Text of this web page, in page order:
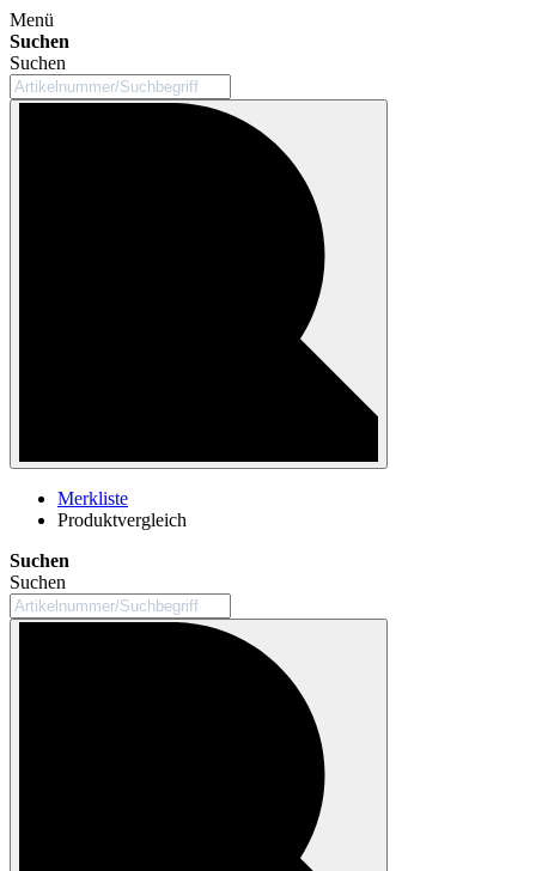
Menü
Suchen
Suchen
Merkliste
Produktvergleich
Suchen
Suchen